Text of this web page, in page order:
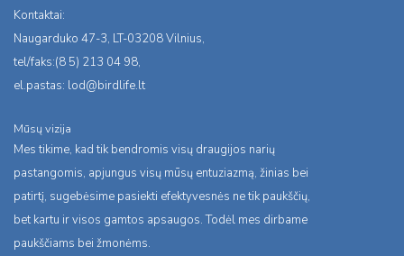
Kontaktai:
Naugarduko 47-3, LT-03208 Vilnius,
tel/faks:(8 5) 213 04 98,
el.pastas: lod@birdlife.lt
Mūsų vizija
Mes tikime, kad tik bendromis visų draugijos narių
pastangomis, apjungus visų mūsų entuziazmą, žinias bei
patirtį, sugebėsime pasiekti efektyvesnės ne tik paukščių,
bet kartu ir visos gamtos apsaugos. Todėl mes dirbame
paukščiams bei žmonėms.